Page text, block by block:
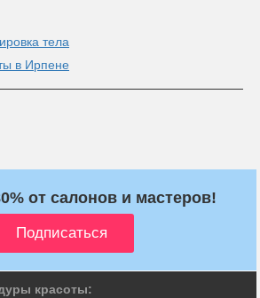
тела
в Ирпене
от салонов и мастеров!
красоты: